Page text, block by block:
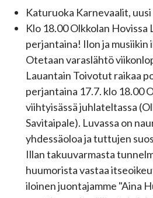
Katuruoka Karnevaalit, uusi
Klo 18.00 Olkkolan Hovissa
perjantaina! Ilon ja musiikin
Otetaan varaslähtö
Lauantain Toivotut raikaa
perjantaina 17.7. klo 18.00
viihtyisässä juhlateltassa
Savitaipale). Luvassa on
yhdessäoloa ja tuttujen
Illan takuuvarmasta
huumorista vastaa
iloinen juontajamme "Aina